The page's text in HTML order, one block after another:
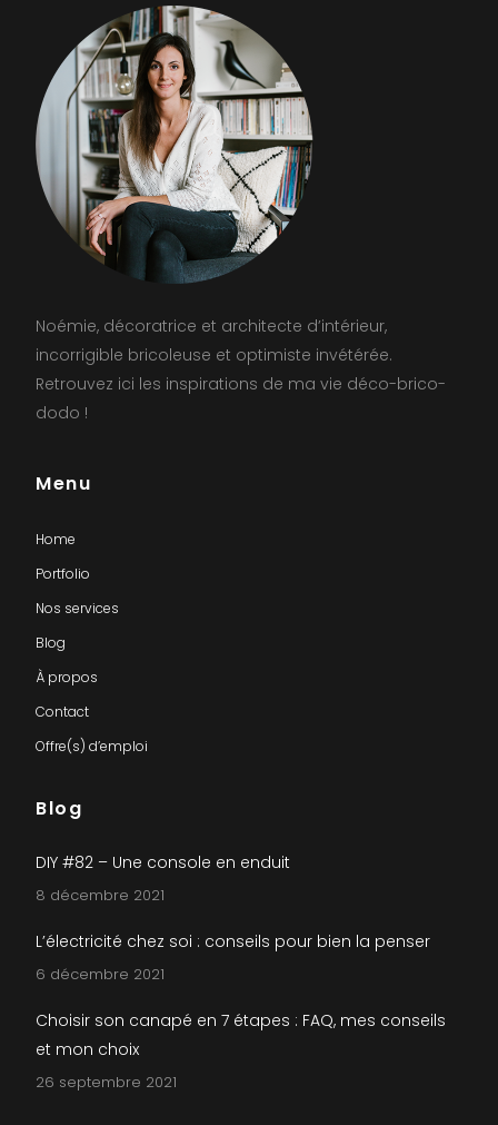
Noémie, décoratrice et architecte d’intérieur,
incorrigible bricoleuse et optimiste invétérée.
Retrouvez ici les inspirations de ma vie déco-brico-
dodo !
Menu
Home
Portfolio
Nos services
Blog
À propos
Contact
Offre(s) d’emploi
Blog
DIY #82 – Une console en enduit
8 décembre 2021
L’électricité chez soi : conseils pour bien la penser
6 décembre 2021
Choisir son canapé en 7 étapes : FAQ, mes conseils
et mon choix
26 septembre 2021